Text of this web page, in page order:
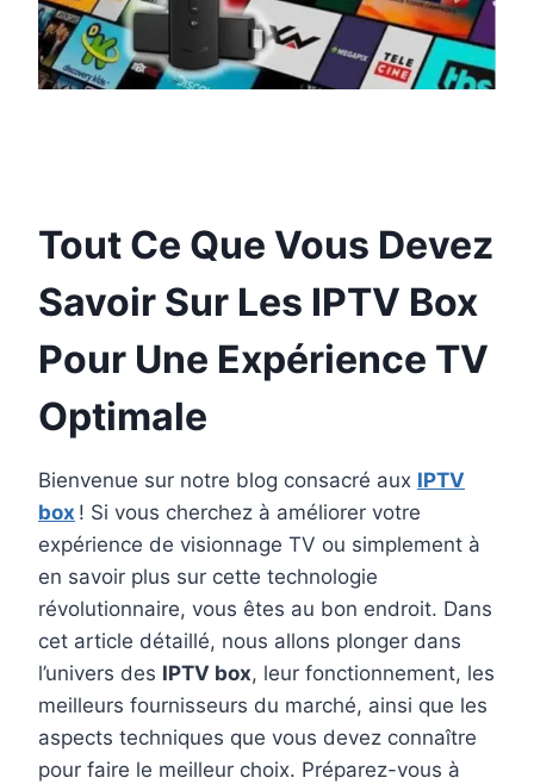
Tout Ce Que Vous Devez
Savoir Sur Les IPTV Box
Pour Une Expérience TV
Optimale
Bienvenue sur notre blog consacré aux IPTV
box ! Si vous cherchez à améliorer votre
expérience de visionnage TV ou simplement à
en savoir plus sur cette technologie
révolutionnaire, vous êtes au bon endroit. Dans
cet article détaillé, nous allons plonger dans
l’univers des IPTV box, leur fonctionnement, les
meilleurs fournisseurs du marché, ainsi que les
aspects techniques que vous devez connaître
pour faire le meilleur choix. Préparez-vous à